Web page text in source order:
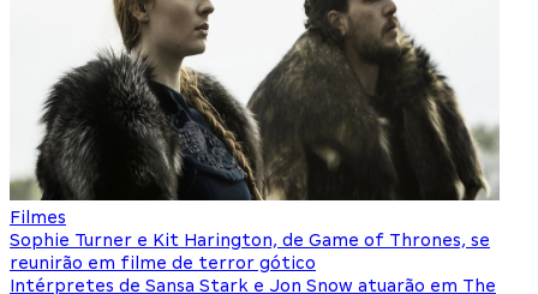
Filmes
Sophie Turner e Kit Harington, de Game of Thrones, se
reunirão em filme de terror gótico
Intérpretes de Sansa Stark e Jon Snow atuarão em The